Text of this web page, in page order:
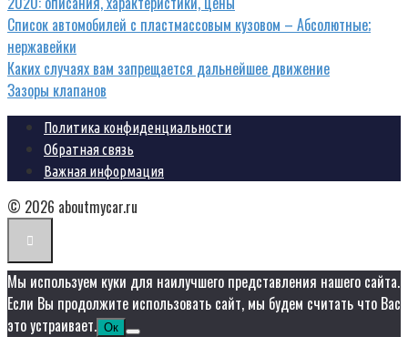
Список автомобилей с пластмассовым кузовом – Абсолютные;
нержавейки
Каких случаях вам запрещается дальнейшее движение
Зазоры клапанов
Политика конфиденциальности
Обратная связь
Важная информация
© 2026 aboutmycar.ru
Мы используем куки для наилучшего представления нашего сайта.
Если Вы продолжите использовать сайт, мы будем считать что Вас
это устраивает. Ок